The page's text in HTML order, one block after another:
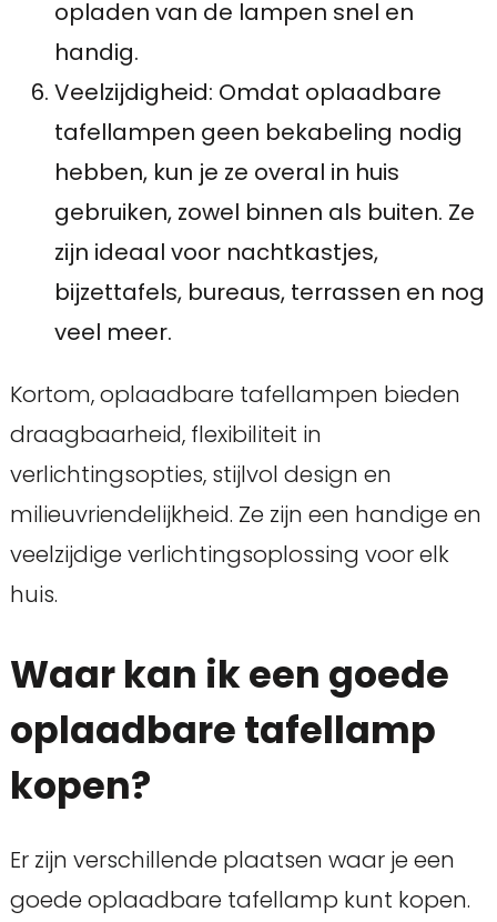
opladen van de lampen snel en
handig.
Veelzijdigheid: Omdat oplaadbare
tafellampen geen bekabeling nodig
hebben, kun je ze overal in huis
gebruiken, zowel binnen als buiten. Ze
zijn ideaal voor nachtkastjes,
bijzettafels, bureaus, terrassen en nog
veel meer.
Kortom, oplaadbare tafellampen bieden
draagbaarheid, flexibiliteit in
verlichtingsopties, stijlvol design en
milieuvriendelijkheid. Ze zijn een handige en
veelzijdige verlichtingsoplossing voor elk
huis.
Waar kan ik een goede
oplaadbare tafellamp
kopen?
Er zijn verschillende plaatsen waar je een
goede oplaadbare tafellamp kunt kopen.